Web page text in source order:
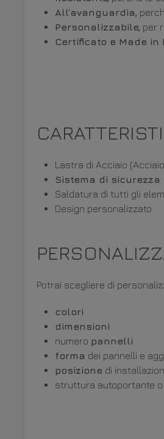
All’avanguardia,
Personalizzabile, per
Certificato e Made in
Lastra di Acciaio (
Sistema di
Saldatura di tutti gli
Design personalizzato
Potrai scegliere di
colori
dimensioni
numero pannelli
forma dei pannelli e
posizione di
struttura autoportante o